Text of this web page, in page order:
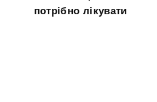
потрібно лікувати